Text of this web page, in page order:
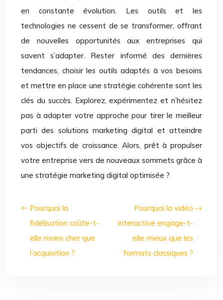
en constante évolution. Les outils et les
technologies ne cessent de se transformer, offrant
de nouvelles opportunités aux entreprises qui
savent s’adapter. Rester informé des dernières
tendances, choisir les outils adaptés à vos besoins
et mettre en place une stratégie cohérente sont les
clés du succès. Explorez, expérimentez et n’hésitez
pas à adapter votre approche pour tirer le meilleur
parti des solutions marketing digital et atteindre
vos objectifs de croissance. Alors, prêt à propulser
votre entreprise vers de nouveaux sommets grâce à
une stratégie marketing digital optimisée ?
Pourquoi la
fidélisation coûte-t-
elle moins cher que
l’acquisition ?
Pourquoi la vidéo
interactive engage-t-
elle mieux que les
formats classiques ?